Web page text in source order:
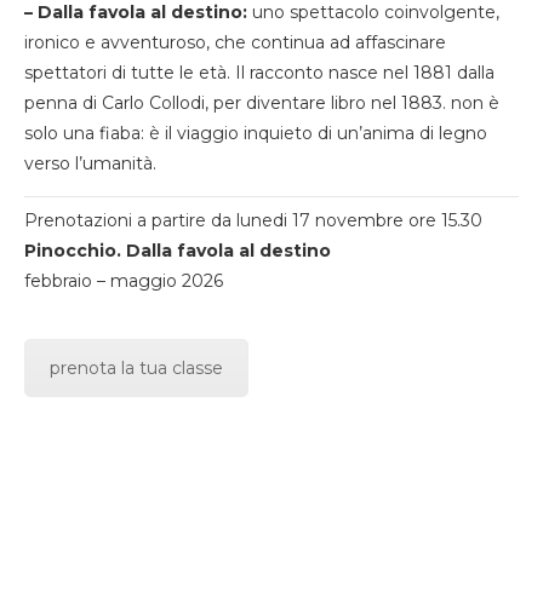
– Dalla favola al destino: uno spettacolo coinvolgente,
ironico e avventuroso, che continua ad affascinare
spettatori di tutte le età. Il racconto nasce nel 1881 dalla
penna di Carlo Collodi, per diventare libro nel 1883. non è
solo una fiaba: è il viaggio inquieto di un’anima di legno
verso l’umanità.
Prenotazioni a partire da lunedi 17 novembre ore 15.30
Pinocchio. Dalla favola al destino
febbraio – maggio 2026
prenota la tua classe